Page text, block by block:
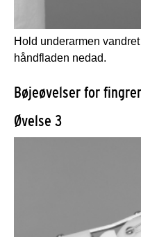
Hold underarmen
håndfladen nedad.
Bøjeøvelser for
Øvelse 3